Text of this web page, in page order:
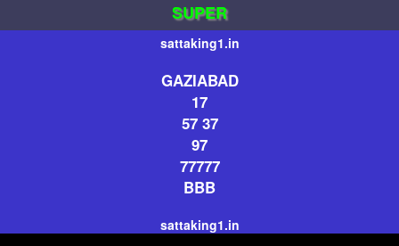
SUPER
sattaking1.in
GAZIABAD
17
57 37
97
77777
BBB
sattaking1.in